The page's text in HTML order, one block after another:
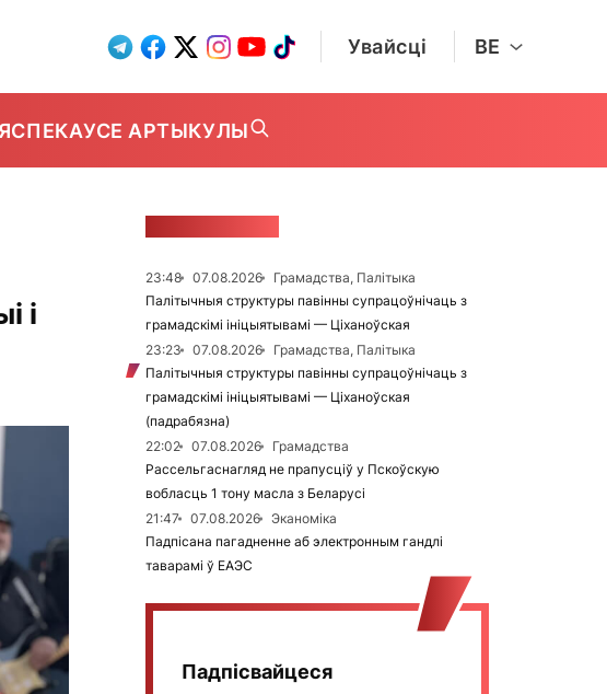
Увайсці BE
УСЕ АРТЫКУЛЫ
і
23:48 07.08.2026
Грамадства, Палітыка
Палітычныя структуры павінны супрацоўнічаць з
грамадскімі ініцыятывамі — Ціханоўская
23:23
07.08.2026
Грамадства, Палітыка
Палітычныя структуры павінны супрацоўнічаць з
грамадскімі ініцыятывамі — Ціханоўская
(падрабязна)
22:02
07.08.2026
Грамадства
Рассельгаснагляд не прапусціў у Пскоўскую
вобласць 1 тону масла з Беларусі
21:47
07.08.2026
Эканоміка
Падпісана пагадненне аб электронным гандлі
таварамі ў ЕАЭС
Падпісвайцеся